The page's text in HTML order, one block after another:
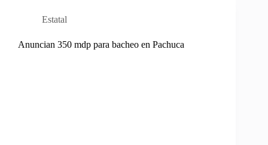
Estatal
Anuncian 350 mdp para bacheo en Pachuca